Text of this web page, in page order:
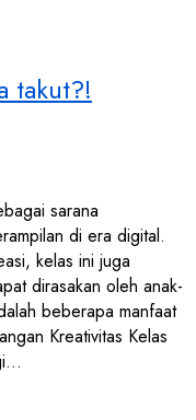
takut?!
sarana
di era digital.
kelas ini juga
dirasakan oleh anak-
beberapa manfaat
Kreativitas Kelas